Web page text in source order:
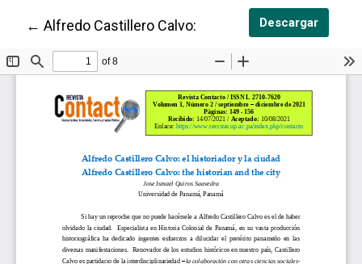
←Volver a los detalles del artículo
Alfredo Castillero Calvo: Descargar